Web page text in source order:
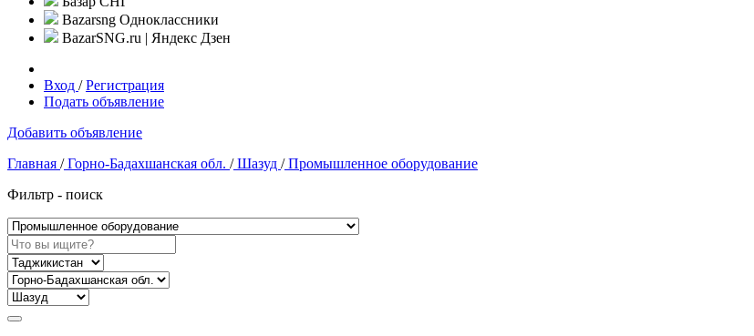
Bazarsng Одноклассники
BazarSNG.ru | Яндекс Дзен
Вход /Регистрация
Подать объявление
Добавить объявление
Главная /Горно-Бадахшанская обл. /Шазуд /Промышленное оборудование
Фильтр - поиск